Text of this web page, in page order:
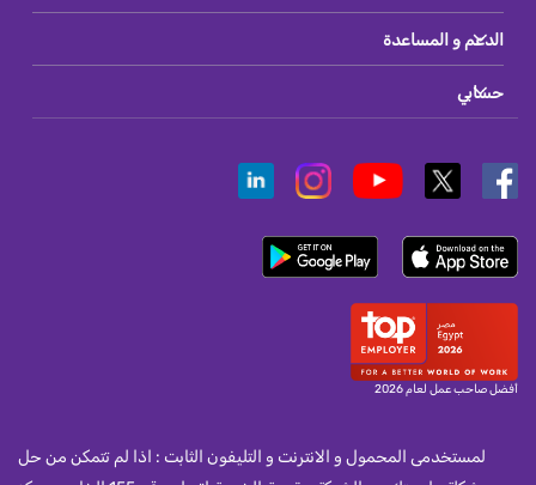
الدعم و المساعدة
حسابي
أفضل صاحب عمل لعام 2026
لمستخدمى المحمول و الانترنت و التليفون الثابت : اذا لم تتمكن من حل